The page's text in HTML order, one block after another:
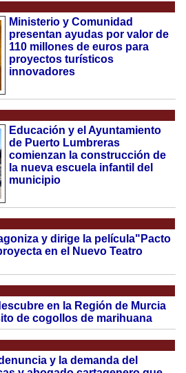
Ministerio y Comunidad
presentan ayudas por valor de
110 millones de euros para
proyectos turísticos
innovadores
Educación y el Ayuntamiento
de Puerto Lumbreras
comienzan la construcción de
la nueva escuela infantil del
municipio
y dirige la película"Pacto
en el Nuevo Teatro
en la Región de Murcia
de cogollos de marihuana
y la demanda del